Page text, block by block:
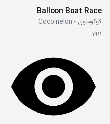
Balloon Boat Race
کوکوملون - Cocomelon
1911